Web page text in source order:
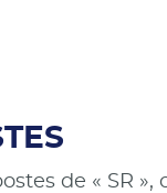
de « SR »,